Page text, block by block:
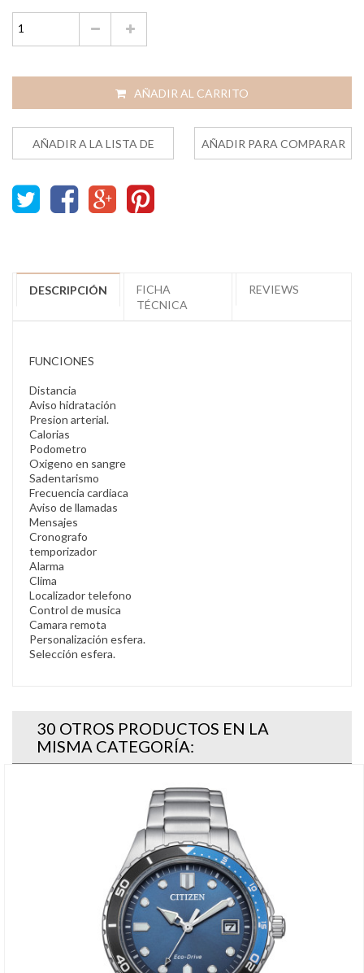
AÑADIR AL CARRITO
AÑADIR PARA COMPARAR
AÑADIR A LA LISTA DE
DESCRIPCIÓN
FICHA
TÉCNICA
REVIEWS
FUNCIONES
Distancia
Aviso hidratación
Presion arterial.
Calorias
Podometro
Oxigeno en sangre
Sadentarismo
Frecuencia cardiaca
Aviso de llamadas
Mensajes
Cronografo
temporizador
Alarma
Clima
Localizador telefono
Control de musica
Camara remota
Personalización esfera.
Selección esfera.
30 OTROS PRODUCTOS EN LA
MISMA CATEGORÍA: